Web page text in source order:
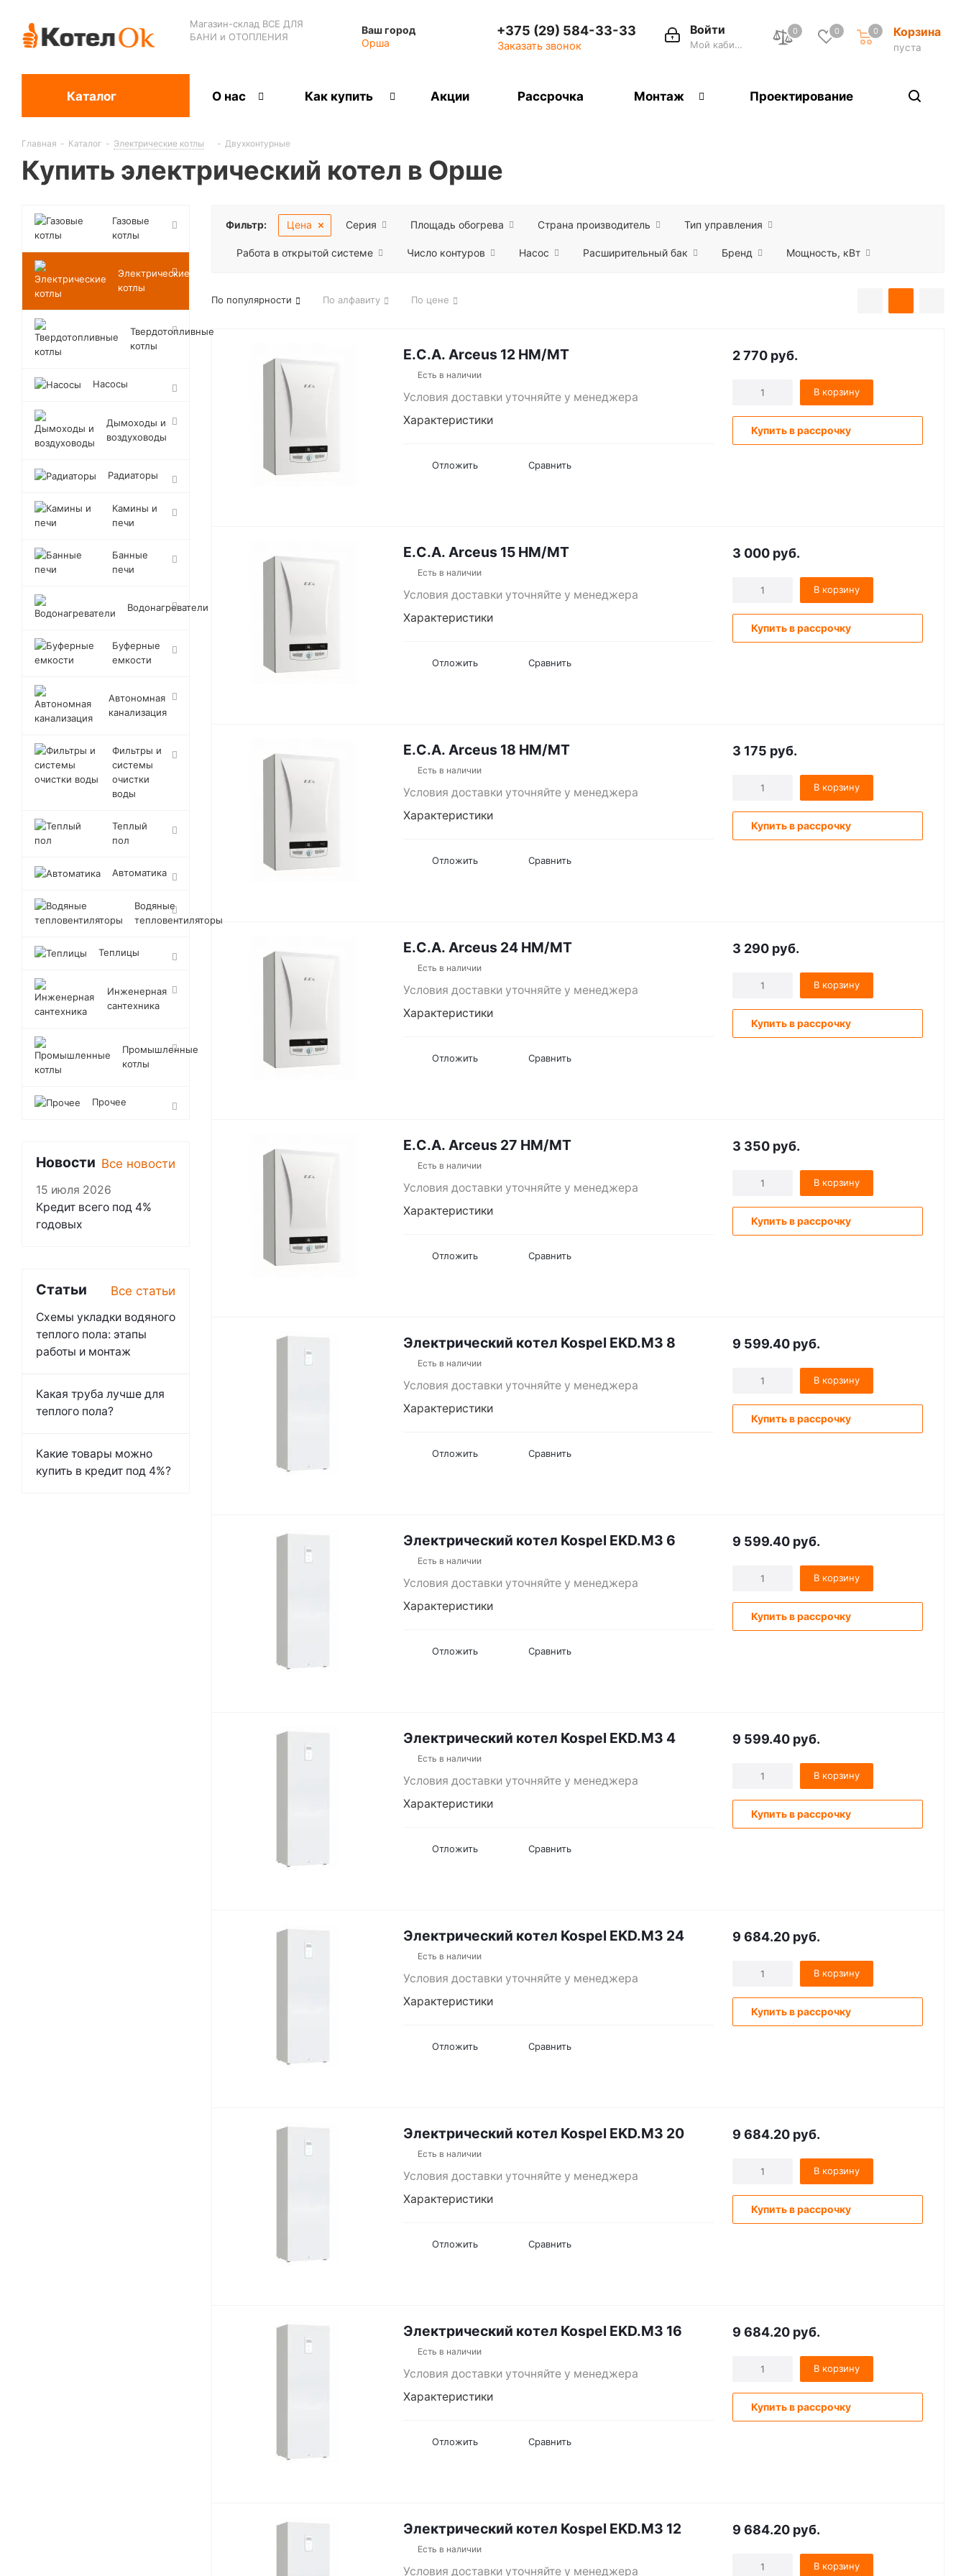
Магазин-склад ВСЕ ДЛЯ
БАНИ и ОТОПЛЕНИЯ
Ваш город
Орша
0 0 Корзина
пуста
0
Войти
Мой кабинет
+375 (29) 584-33-33
Заказать звонок
Каталог О нас Как купить Акции Рассрочка Монтаж Проектирование
Главная - Каталог - Электрические котлы - Двухконтурные
Купить электрический котел в Орше
Фильтр: Цена Серия Площадь обогрева Страна производитель Тип управления
Работа в открытой системе Число контуров Насос Расширительный бак Бренд Мощность, кВт
По популярности По алфавиту По цене
E.C.A. Arceus 12 HM/MT
Есть в наличии
Условия доставки уточняйте у менеджера
Характеристики
Отложить Сравнить
2 770 руб.
В корзину
Купить в рассрочку
E.C.A. Arceus 15 HM/MT
Есть в наличии
Условия доставки уточняйте у менеджера
Характеристики
Отложить Сравнить
3 000 руб.
В корзину
Купить в рассрочку
E.C.A. Arceus 18 HM/MT
Есть в наличии
Условия доставки уточняйте у менеджера
Характеристики
Отложить Сравнить
3 175 руб.
В корзину
Купить в рассрочку
E.C.A. Arceus 24 HM/MT
Есть в наличии
Условия доставки уточняйте у менеджера
Характеристики
Отложить Сравнить
3 290 руб.
В корзину
Купить в рассрочку
E.C.A. Arceus 27 HM/MT
Есть в наличии
Условия доставки уточняйте у менеджера
Характеристики
Отложить Сравнить
3 350 руб.
В корзину
Купить в рассрочку
Электрический котел Kospel EKD.M3 8
Есть в наличии
Условия доставки уточняйте у менеджера
Характеристики
Отложить Сравнить
9 599.40 руб.
В корзину
Купить в рассрочку
Электрический котел Kospel EKD.M3 6
Есть в наличии
Условия доставки уточняйте у менеджера
Характеристики
Отложить Сравнить
9 599.40 руб.
В корзину
Купить в рассрочку
Электрический котел Kospel EKD.M3 4
Есть в наличии
Условия доставки уточняйте у менеджера
Характеристики
Отложить Сравнить
9 599.40 руб.
В корзину
Купить в рассрочку
Электрический котел Kospel EKD.M3 24
Есть в наличии
Условия доставки уточняйте у менеджера
Характеристики
Отложить Сравнить
9 684.20 руб.
В корзину
Купить в рассрочку
Электрический котел Kospel EKD.M3 20
Есть в наличии
Условия доставки уточняйте у менеджера
Характеристики
Отложить Сравнить
9 684.20 руб.
В корзину
Купить в рассрочку
Электрический котел Kospel EKD.M3 16
Есть в наличии
Условия доставки уточняйте у менеджера
Характеристики
Отложить Сравнить
9 684.20 руб.
В корзину
Купить в рассрочку
Электрический котел Kospel EKD.M3 12
Есть в наличии
Условия доставки уточняйте у менеджера
9 684.20 руб.
В корзину
Газовые
котлы
Электрические
котлы
Твердотопливные
котлы
Насосы
Дымоходы и
воздуховоды
Радиаторы
Камины и
печи
Банные
печи
Водонагреватели
Буферные
емкости
Автономная
канализация
Фильтры и
системы
очистки
воды
Теплый
пол
Автоматика
Водяные
тепловентиляторы
Теплицы
Инженерная
сантехника
Промышленные
котлы
Прочее
Новости Все новости
15 июля 2026
Кредит всего под 4%
годовых
Статьи Все статьи
Схемы укладки водяного
теплого пола: этапы
работы и монтаж
Какая труба лучше для
теплого пола?
Какие товары можно
купить в кредит под 4%?